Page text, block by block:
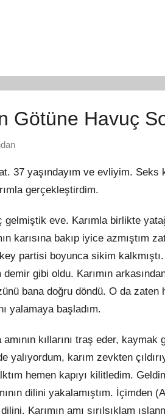
Götüne Havuç
37 yaşındayım ve evliyim. Seks
gerçekleştirdim.
eve. Karımla birlikte
karısına bakıp iyice azmıştım
partisi boyunca sikim
gibi oldu. Karımın
bana doğru döndü. O da
yalamaya başladım.
kıllarını traş eder, kaymak
yalıyordum, karım zevkten
hemen kapıyı kilitledim.
dilini yakalamıştım. İçimden
Karımın amı sırılsıklam